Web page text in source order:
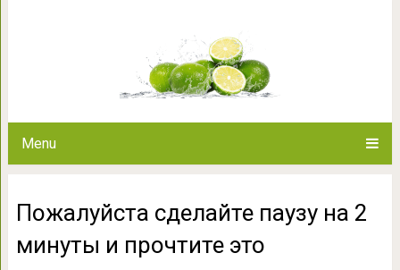
Menu
Пожалуйста сделайте паузу на 2
минуты и прочтите это